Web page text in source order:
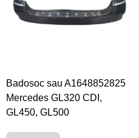
Badosoc sau A1648852825
Mercedes GL320 CDI,
GL450, GL500